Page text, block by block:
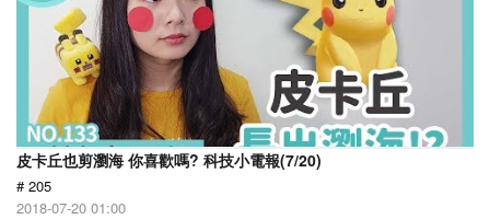
皮卡丘也剪瀏海 你喜歡嗎? 科技小電報(7/20)
# 205
2018-07-20 01:00